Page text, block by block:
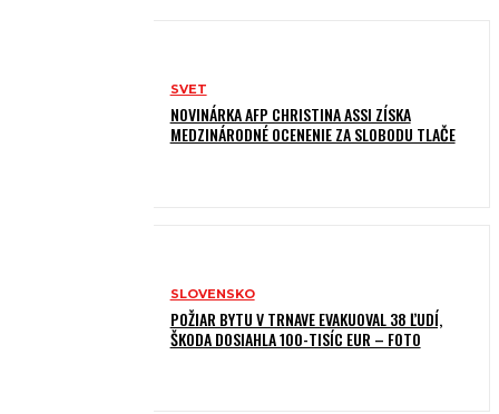
SVET
NOVINÁRKA AFP CHRISTINA ASSI ZÍSKA
MEDZINÁRODNÉ OCENENIE ZA SLOBODU TLAČE
SLOVENSKO
POŽIAR BYTU V TRNAVE EVAKUOVAL 38 ĽUDÍ,
ŠKODA DOSIAHLA 100-TISÍC EUR – FOTO